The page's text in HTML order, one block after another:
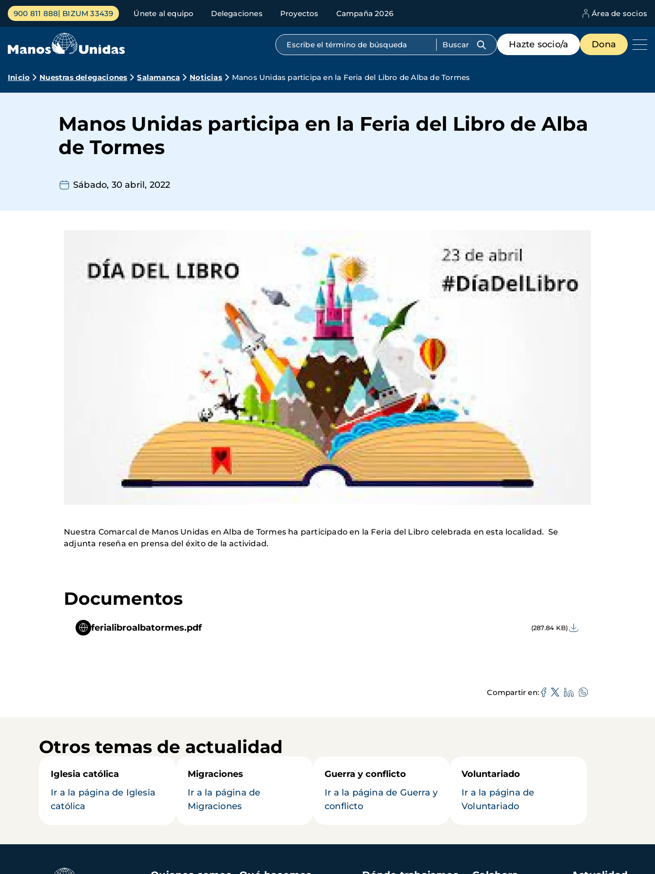
Pasar
contenido
Menú
principal
900 811 888 BIZUM 33439 Únete al equipo Delegaciones Proyectos Campaña 2026 Área de socios
Búsqueda por texto completo
Menú
de
destacados
Hazte socio/a Dona
Ruta
navegación
Inicio Nuestras delegaciones Salamanca Noticias Manos Unidas participa en la Feria del Libro de Alba de Tormes
Manos Unidas participa en la Feria del Libro de Alba
de Tormes
Sábado, 30 abril, 2022
Nuestra Comarcal de Manos Unidas en Alba de Tormes ha participado en la Feria del Libro celebrada en esta localidad. Se
adjunta reseña en prensa del éxito de la actividad.
Documentos
ferialibroalbatormes.pdf (287.84 KB)
Compartir en
Otros temas de actualidad
Iglesia católica
Ir a la página de Iglesia
católica
Migraciones
Ir a la página de
Migraciones
Guerra y conflicto
Ir a la página de Guerra y
conflicto
Voluntariado
Ir a la página de
Voluntariado